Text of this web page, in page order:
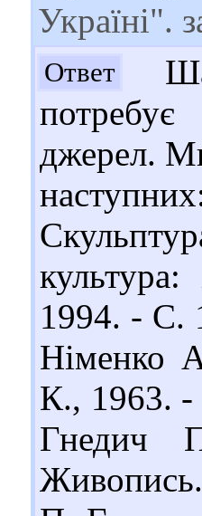
Україні".
Ответ
джерел.
культура:
1994. - С.
Німенко
К., 1963. -
Гнедич